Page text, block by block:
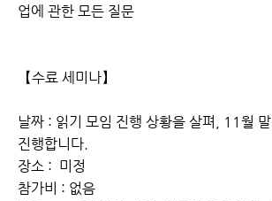
업에 관한 모든 질문
【수료 세미나】
날짜 : 읽기 모임 진행 상황을 살펴, 11월
진행합니다.
장소 : 미정
참가비 : 없음